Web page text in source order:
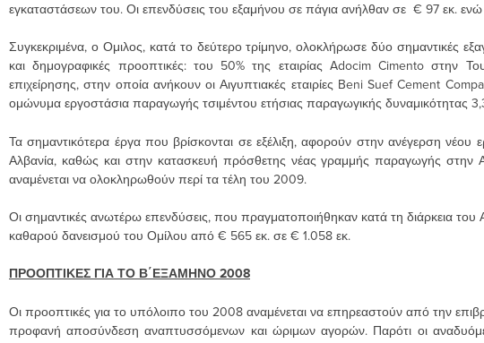
εγκαταστάσεων του. Οι επενδύσεις του εξαμήνου σε πάγια ανήλθαν σε € 97 εκ.
Συγκεκριμένα, ο Ομιλος, κατά το δεύτερο τρίμηνο, ολοκλήρωσε δύο σημαντικές
και δημογραφικές προοπτικές: του 50% της εταιρίας Adocim Cimento στην
επιχείρησης, στην οποία ανήκουν οι Αιγυπτιακές εταιρίες Beni Suef Cement
ομώνυμα εργοστάσια παραγωγής τσιμέντου ετήσιας παραγωγικής δυναμικότητας
Τα σημαντικότερα έργα που βρίσκονται σε εξέλιξη, αφορούν στην ανέγερση νέου
Αλβανία, καθώς και στην κατασκευή πρόσθετης νέας γραμμής παραγωγής στην
αναμένεται να ολοκληρωθούν περί τα τέλη του 2009.
Οι σημαντικές ανωτέρω επενδύσεις, που πραγματοποιήθηκαν κατά τη διάρκεια
καθαρού δανεισμού του Ομίλου από € 565 εκ. σε € 1.058 εκ.
ΠΡΟΟΠΤΙΚΕΣ ΓΙΑ ΤΟ Β΄ΕΞΑΜΗΝΟ 2008
Οι προοπτικές για το υπόλοιπο του 2008 αναμένεται να επηρεαστούν από την
προφανή αποσύνδεση αναπτυσσόμενων και ώριμων αγορών. Παρότι οι